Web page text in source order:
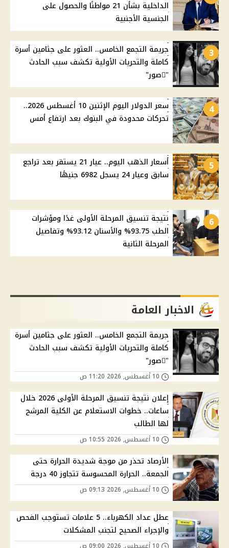
الداخلية بشأن 21 مواطنًا والحصول على
الجنسية الأجنبية
3
جريمة التجمع الخامس.. العثور على جثامين أسرة
كاملة والتحريات الأولية تكشف سبب الحادث
"ًصور"
4
سعر الدولار اليوم الإثنين 10 أغسطس 2026..
تحركات محدودة في البنوك بعد ارتفاع أمس
5
أسعار الذهب اليوم.. عيار 21 يستقر بعد تراجع
سابق وعيار 24 يسجل 6982 جنيهًا
6
نتيجة تنسيق المرحلة الأولى غدًا ومؤشرات
الطب 93.75% والأسنان 93.12% وتفاصيل
المرحلة الثانية
الاخبار العامة
جريمة التجمع الخامس.. العثور على جثامين أسرة
كاملة والتحريات الأولية تكشف سبب الحادث
"ًصور"
إعلان نتيجة تنسيق المرحلة الأولى 2026 خلال
ساعات.. خطوات الاستعلام عن الكلية المرشح
لها الطالب
الأرصاد تحذر من موجة شديدة الحرارة حتى
الجمعة.. الحرارة المحسوسة تتجاوز 40 درجة
عطل عداد الكهرباء.. 5 علامات تستوجب الفحص
والإجراء الصحيح لتجنب المشكلات